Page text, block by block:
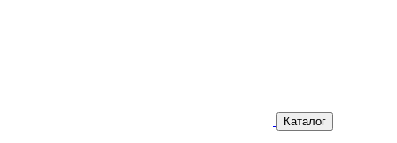
Каталог